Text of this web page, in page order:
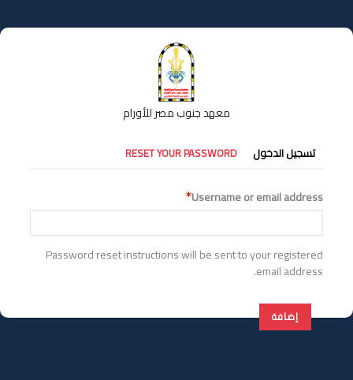
إلى
المحتوى
معهد جنوب مصر للأورام
التبويبات
الأساسية
تسجيل الدخول RESET YOUR PASSWORD
Username or email address
Password reset instructions will be sent to your registered
email address.